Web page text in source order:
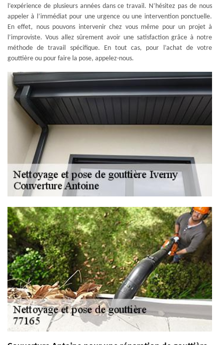
l’expérience de plusieurs années dans ce travail. N’hésitez pas de nous
appeler à l’immédiat pour une urgence ou une intervention ponctuelle.
En effet, nous pouvons intervenir chez vous même pour un projet à
l’improviste. Vous allez sûrement avoir une satisfaction grâce à notre
méthode de travail spécifique. En tout cas, pour l’achat de votre
gouttière ou pour faire la pose, appelez-nous.